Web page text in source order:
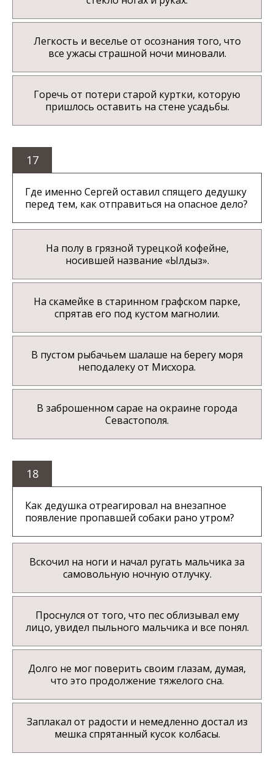
Легкость и веселье от осознания того, что
все ужасы страшной ночи миновали.
Горечь от потери старой куртки, которую
пришлось оставить на стене усадьбы.
17
Где именно Сергей оставил спящего дедушку
перед тем, как отправиться на опасное дело?
На полу в грязной турецкой кофейне,
носившей название «Ылдыз».
На скамейке в старинном графском парке,
спрятав его под кустом магнолии.
В пустом рыбачьем шалаше на берегу моря
неподалеку от Мисхора.
В заброшенном сарае на окраине города
Севастополя.
18
Как дедушка отреагировал на внезапное
появление пропавшей собаки рано утром?
Вскочил на ноги и начал ругать мальчика за
самовольную ночную отлучку.
Проснулся от того, что пес облизывал ему
лицо, увидел пыльного мальчика и все понял.
Долго не мог поверить своим глазам, думая,
что это продолжение тяжелого сна.
Заплакал от радости и немедленно достал из
мешка спрятанный кусок колбасы.